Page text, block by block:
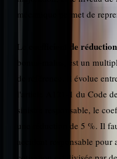
mécanique permet de
Le coefficient de
bonus-malus, est un
de référence. Il évolue
l'article A121-1 du Code
sinistre responsable, le
une réduction de 5 %. Il
accident responsable